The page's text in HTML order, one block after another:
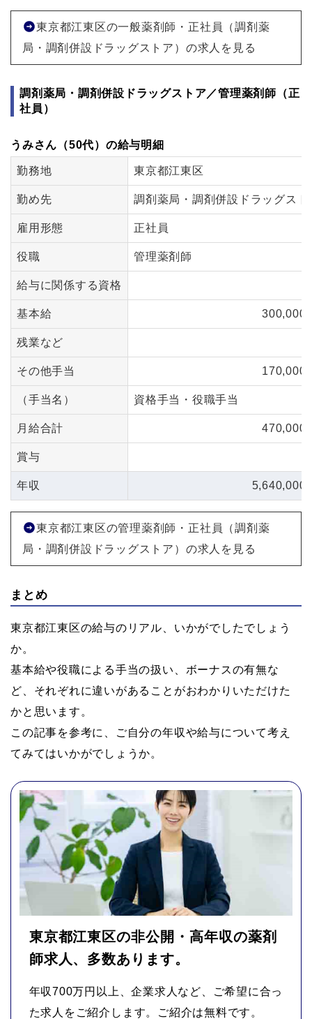
東京都江東区の一般薬剤師・正社員（調剤薬
局・調剤併設ドラッグストア）の求人を見る
調剤薬局・調剤併設ドラッグストア／管理薬剤師（正
社員）
うみさん（50代）の給与明細
勤務地 東京都江東区
勤め先 調剤薬局・調剤併設ドラッグスト
雇用形態 正社員
役職 管理薬剤師
給与に関係する資格
基本給 300,000
残業など
その他手当 170,000
（手当名） 資格手当・役職手当
月給合計 470,000
賞与
年収 5,640,000
東京都江東区の管理薬剤師・正社員（調剤薬
局・調剤併設ドラッグストア）の求人を見る
まとめ
東京都江東区の給与のリアル、いかがでしたでしょう
か。
基本給や役職による手当の扱い、ボーナスの有無な
ど、それぞれに違いがあることがおわかりいただけた
かと思います。
この記事を参考に、ご自分の年収や給与について考え
てみてはいかがでしょうか。
東京都江東区の非公開・高年収の薬剤
師求人、多数あります。
年収700万円以上、企業求人など、ご希望に合っ
た求人をご紹介します。ご紹介は無料です。